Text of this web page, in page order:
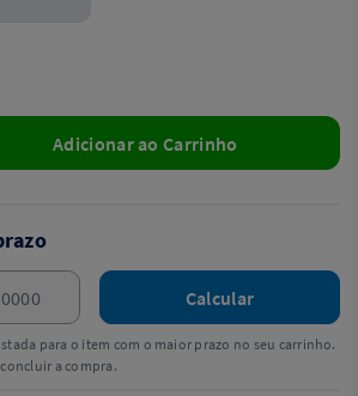
Adicionar ao Carrinho
Calcular
para o item com o maior prazo no seu carrinho.
a compra.